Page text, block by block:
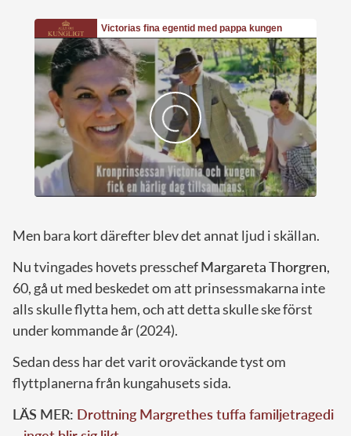
Men bara kort därefter blev det annat ljud i skällan.
Nu tvingades hovets presschefMargareta Thorgren,
60, gå ut med beskedet om att prinsessmakarna inte
alls skulle flytta hem, och att detta skulle ske först
under kommande år (2024).
Sedan dess har det varit oroväckande tyst om
flyttplanerna från kungahusets sida.
LÄS MER: Drottning Margrethes tuffa familjetragedi